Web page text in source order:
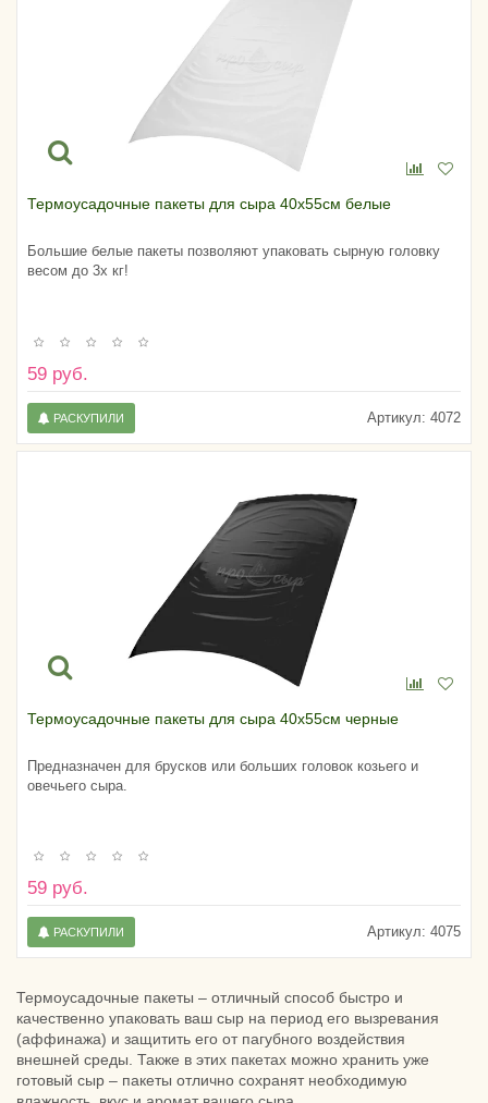
Термоусадочные пакеты для сыра 40х55см белые
Большие белые пакеты позволяют упаковать сырную головку
весом до 3х кг!
59 руб.
Артикул: 4072
РАСКУПИЛИ
Термоусадочные пакеты для сыра 40х55см черные
Предназначен для брусков или больших головок козьего и
овечьего сыра.
59 руб.
Артикул: 4075
РАСКУПИЛИ
Термоусадочные пакеты – отличный способ быстро и
качественно упаковать ваш сыр на период его вызревания
(аффинажа) и защитить его от пагубного воздействия
внешней среды. Также в этих пакетах можно хранить уже
готовый сыр – пакеты отлично сохранят необходимую